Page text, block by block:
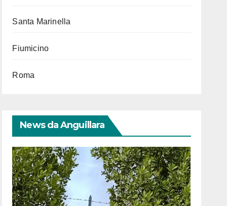
Santa Marinella
Fiumicino
Roma
News da Anguillara